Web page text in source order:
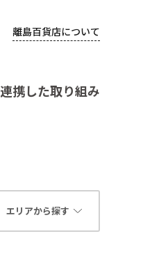
離島百貨店について
連携した取り組み
エリアから探す